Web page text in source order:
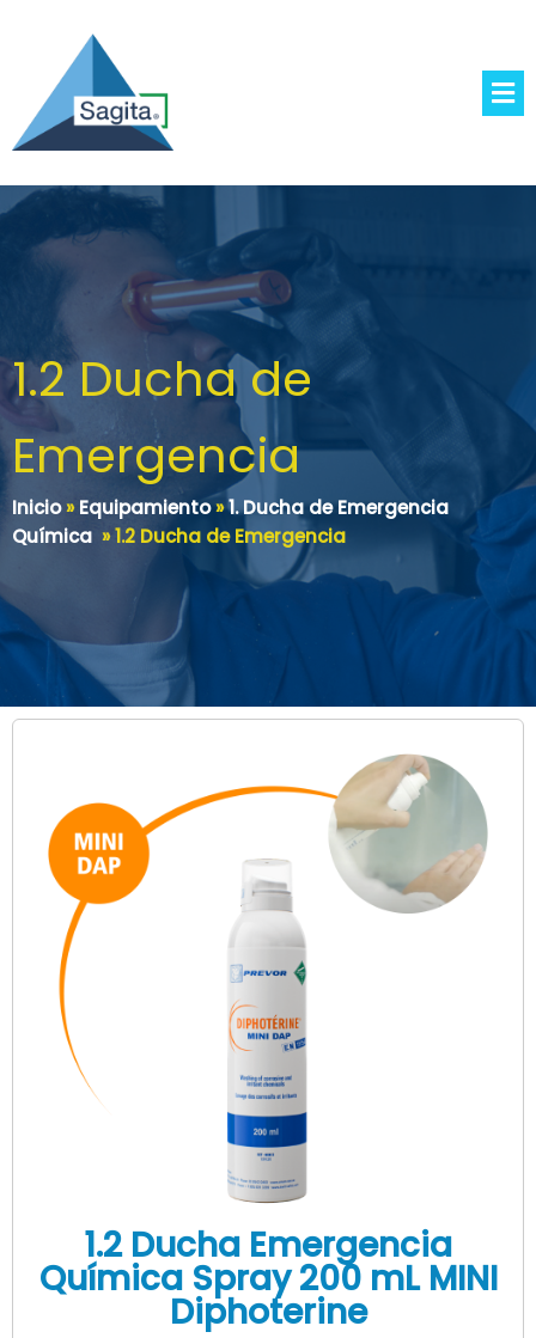
1.2 Ducha de
Emergencia
Inicio»Equipamiento»1. Ducha de Emergencia
Química »1.2 Ducha de Emergencia
1.2 Ducha Emergencia
Química Spray 200 mL MINI
Diphoterine